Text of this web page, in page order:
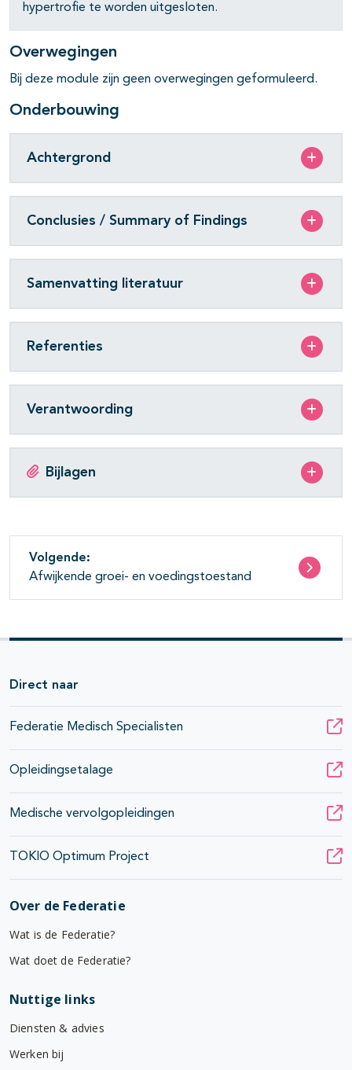
hypertrofie te worden uitgesloten.
Overwegingen
Bij deze module zijn geen overwegingen geformuleerd.
Onderbouwing
Achtergrond
Conclusies / Summary of Findings
Samenvatting literatuur
Referenties
Verantwoording
Bijlagen
Volgende:
Afwijkende groei- en voedingstoestand
Direct naar
Federatie Medisch Specialisten
Opleidingsetalage
Medische vervolgopleidingen
TOKIO Optimum Project
Over de Federatie
Wat is de Federatie?
Wat doet de Federatie?
Nuttige links
Diensten & advies
Werken bij